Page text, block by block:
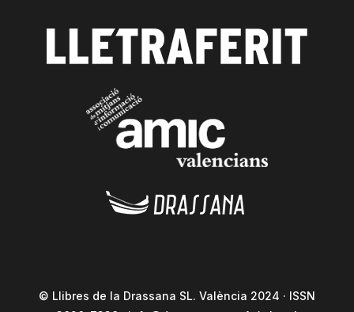
© Llibres de la Drassana SL. València 2024 · ISSN